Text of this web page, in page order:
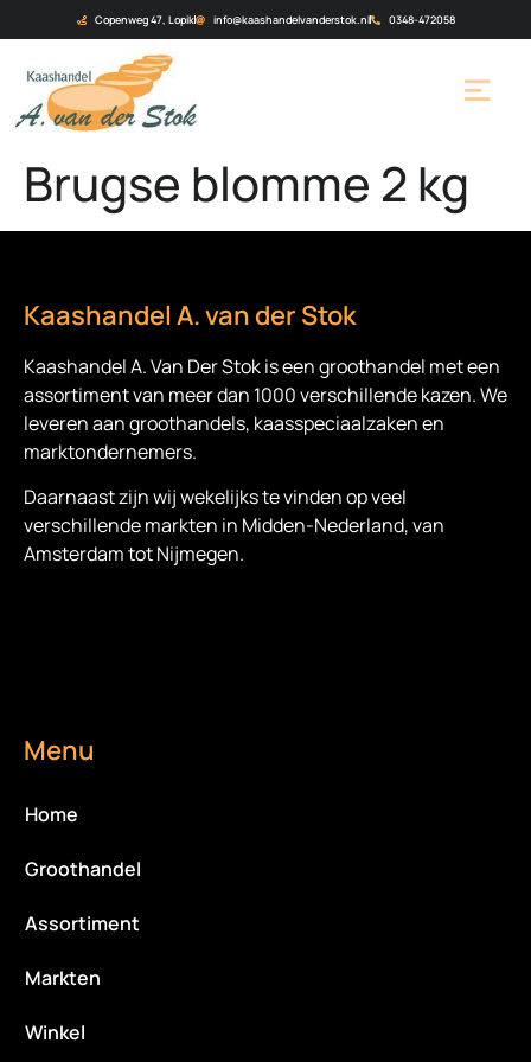
Copenweg 47, Lopik info@kaashandelvanderstok.nl 0348-472058
Brugse blomme 2 kg
Kaashandel A. van der Stok
Kaashandel A. Van Der Stok is eengroothandel met een
assortiment van meer dan 1000 verschillende kazen. We
leveren aan groothandels, kaasspeciaalzaken en
marktondernemers.
Daarnaast zijn wij wekelijks te vinden op veel
verschillende markten in Midden-Nederland, van
Amsterdam tot Nijmegen.
Menu
Home
Groothandel
Assortiment
Markten
Winkel